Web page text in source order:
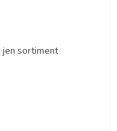
jen sortiment